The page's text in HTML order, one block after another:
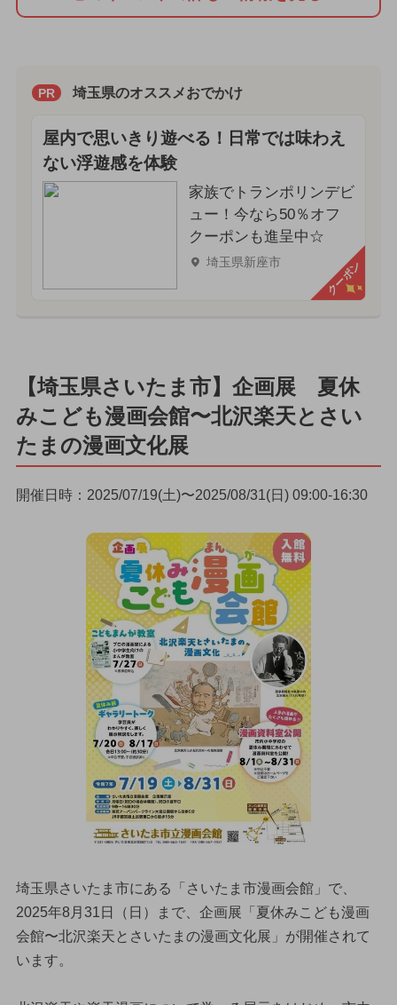
PR 埼玉県のオススメおでかけ
屋内で思いきり遊べる！日常では味わえ
ない浮遊感を体験
家族でトランポリンデビ
ュー！今なら50％オフ
クーポンも進呈中☆
埼玉県新座市 クーポン
【埼玉県さいたま市】企画展 夏休
みこども漫画会館〜北沢楽天とさい
たまの漫画文化展
開催日時：2025/07/19(土)〜2025/08/31(日) 09:00-16:30
埼玉県さいたま市にある「さいたま市漫画会館」で、
2025年8月31日（日）まで、企画展「夏休みこども漫画
会館〜北沢楽天とさいたまの漫画文化展」が開催されて
います。